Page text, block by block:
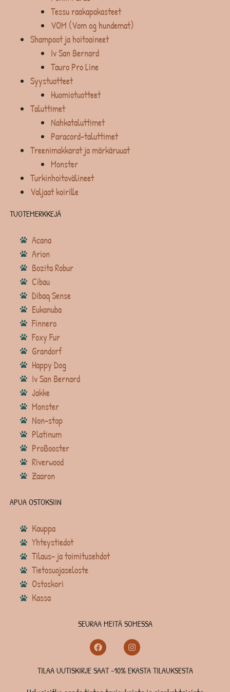
Tessu raakapakasteet
VOM (Vom og hundemat)
Shampoot ja hoitoaineet
Iv San Bernard
Tauro Pro Line
Syystuotteet
Huomiotuotteet
Taluttimet
Nahkataluttimet
Paracord-taluttimet
Treenimakkarat ja märkäruuat
Monster
Turkinhoitovälineet
Valjaat koirille
TUOTEMERKKEJÄ
Acana
Arion
Bozita Robur
Cibau
Dibaq Sense
Eukanuba
Finnero
Foxy Fur
Grandorf
Happy Dog
Iv San Bernard
Jakke
Monster
Non-stop
Platinum
ProBooster
Riverwood
Zaaron
APUA OSTOKSIIN
Kauppa
Yhteystiedot
Tilaus- ja toimitusehdot
Tietosuojaseloste
Ostoskori
Kassa
SEURAA MEITÄ SOMESSA
TILAA UUTISKIRJE SAAT -10% EKASTA TILAUKSESTA